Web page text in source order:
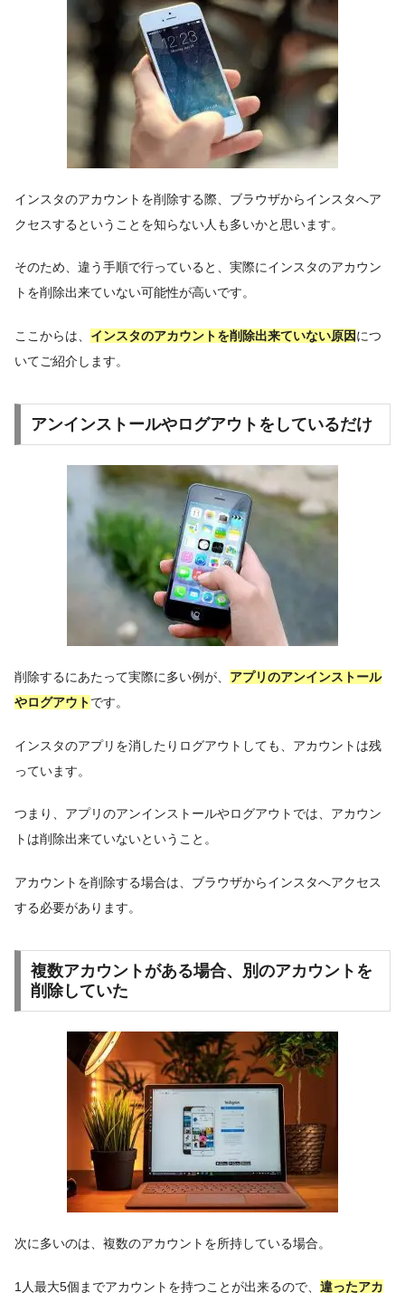
インスタのアカウントを削除する際、ブラウザからインスタへア
クセスするということを知らない人も多いかと思います。
そのため、違う手順で行っていると、実際にインスタのアカウン
トを削除出来ていない可能性が高いです。
ここからは、 インスタのアカウントを削除出来ていない原因につ
いてご紹介します。
アンインストールやログアウトをしているだけ
削除するにあたって実際に多い例が、 アプリのアンインストール
やログアウトです。
インスタのアプリを消したりログアウトしても、アカウントは残
っています。
つまり、アプリのアンインストールやログアウトでは、アカウン
トは削除出来ていないということ。
アカウントを削除する場合は、ブラウザからインスタへアクセス
する必要があります。
複数アカウントがある場合、別のアカウントを
削除していた
次に多いのは、複数のアカウントを所持している場合。
1人最大5個までアカウントを持つことが出来るので、 違ったアカ